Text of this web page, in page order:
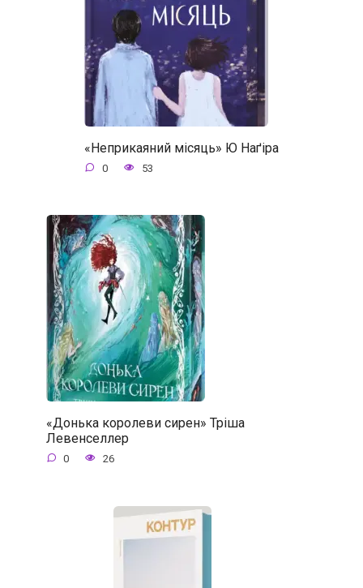
«Неприкаяний місяць» Ю Наґіра
0 53
«Донька королеви сирен» Тріша
Левенселлер
0 26